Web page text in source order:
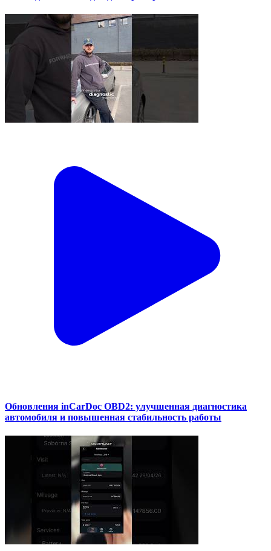
Обновления inCarDoc OBD2: улучшенная диагностика
автомобиля и повышенная стабильность работы